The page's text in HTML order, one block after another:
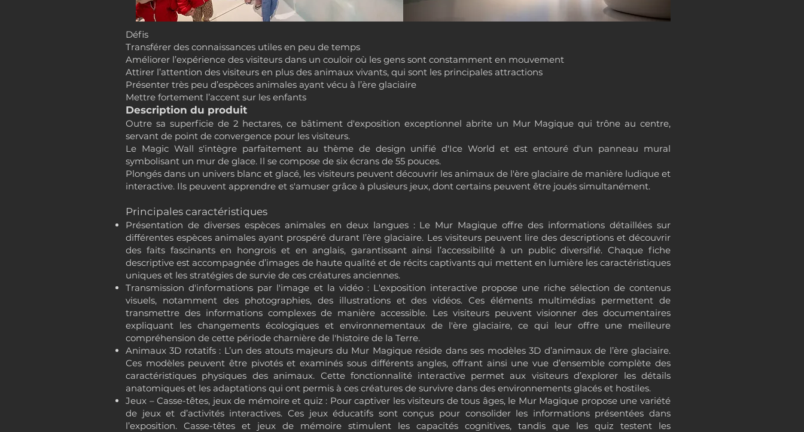
Défis
Transférer des connaissances utiles en peu de temps
Améliorer l’expérience des visiteurs dans un couloir où les gens sont constamment en mouvement
Attirer l’attention des visiteurs en plus des animaux vivants, qui sont les principales attractions
Présenter très peu d’espèces animales ayant vécu à l’ère glaciaire
Mettre fortement l’accent sur les enfants
Description du produit
Outre sa superficie de 2 hectares, ce bâtiment d'exposition exceptionnel abrite un Mur Magique qui trône au centre,
servant de point de convergence pour les visiteurs.
Le Magic Wall s'intègre parfaitement au thème de design unifié d'Ice World et est entouré d'un panneau mural
symbolisant un mur de glace. Il se compose de six écrans de 55 pouces.
Plongés dans un univers blanc et glacé, les visiteurs peuvent découvrir les animaux de l'ère glaciaire de manière ludique et
interactive. Ils peuvent apprendre et s'amuser grâce à plusieurs jeux, dont certains peuvent être joués simultanément.
Principales caractéristiques
Présentation de diverses espèces animales en deux langues : Le Mur Magique offre des informations détaillées sur
différentes espèces animales ayant prospéré durant l’ère glaciaire. Les visiteurs peuvent lire des descriptions et découvrir
des faits fascinants en hongrois et en anglais, garantissant ainsi l’accessibilité à un public diversifié. Chaque fiche
descriptive est accompagnée d’images de haute qualité et de récits captivants qui mettent en lumière les caractéristiques
uniques et les stratégies de survie de ces créatures anciennes.
Transmission d'informations par l'image et la vidéo : L'exposition interactive propose une riche sélection de contenus
visuels, notamment des photographies, des illustrations et des vidéos. Ces éléments multimédias permettent de
transmettre des informations complexes de manière accessible. Les visiteurs peuvent visionner des documentaires
expliquant les changements écologiques et environnementaux de l'ère glaciaire, ce qui leur offre une meilleure
compréhension de cette période charnière de l'histoire de la Terre.
Animaux 3D rotatifs : L’un des atouts majeurs du Mur Magique réside dans ses modèles 3D d’animaux de l’ère glaciaire.
Ces modèles peuvent être pivotés et examinés sous différents angles, offrant ainsi une vue d’ensemble complète des
caractéristiques physiques des animaux. Cette fonctionnalité interactive permet aux visiteurs d’explorer les détails
anatomiques et les adaptations qui ont permis à ces créatures de survivre dans des environnements glacés et hostiles.
Jeux – Casse-têtes, jeux de mémoire et quiz : Pour captiver les visiteurs de tous âges, le Mur Magique propose une variété
de jeux et d’activités interactives. Ces jeux éducatifs sont conçus pour consolider les informations présentées dans
l’exposition. Casse-têtes et jeux de mémoire stimulent les capacités cognitives, tandis que les quiz testent les